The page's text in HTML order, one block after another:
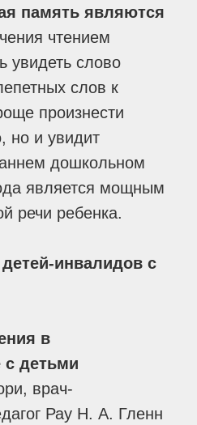
память являются
чтением
увидеть слово
слов к
произнести
но и увидит
дошкольном
является мощным
речи ребенка.
инвалидов с
в
с детьми
врач-
Рау Н. А. Гленн